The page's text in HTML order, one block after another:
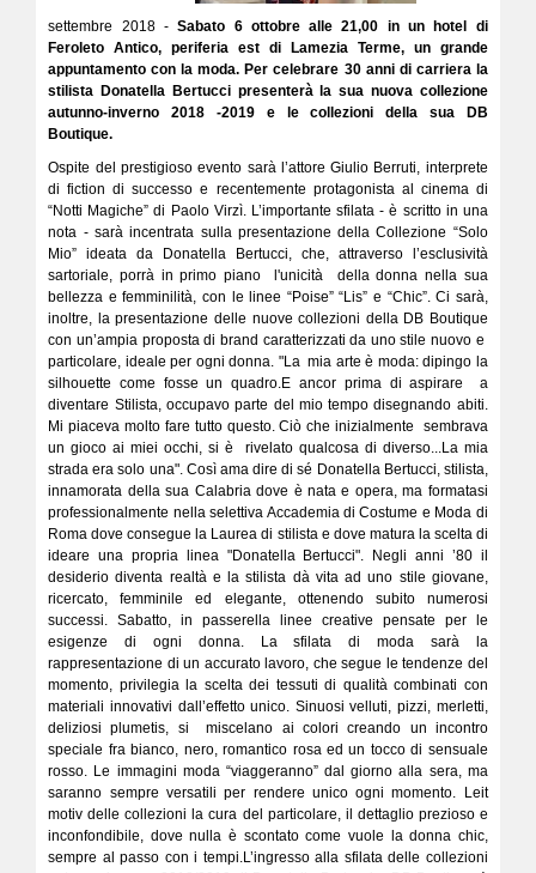
settembre 2018 -Sabato 6 ottobre alle 21,00 in un hotel di
Feroleto Antico, periferia est di Lamezia Terme, un grande
appuntamento con la moda. Per celebrare 30 anni di carriera la
stilista Donatella Bertucci presenterà la sua nuova collezione
autunno-inverno 2018 -2019 e le collezioni della sua DB
Boutique.
Ospite del prestigioso evento sarà l’attore Giulio Berruti, interprete
di fiction di successo e recentemente protagonista al cinema di
“Notti Magiche” di Paolo Virzì. L’importante sfilata - è scritto in una
nota - sarà incentrata sulla presentazione della Collezione “Solo
Mio” ideata da Donatella Bertucci, che, attraverso l’esclusività
sartoriale, porrà in primo piano l'unicità della donna nella sua
bellezza e femminilità, con le linee “Poise” “Lis” e “Chic”. Ci sarà,
inoltre, la presentazione delle nuove collezioni della DB Boutique
con un’ampia proposta di brand caratterizzati da uno stile nuovo e
particolare, ideale per ogni donna. "La mia arte è moda: dipingo la
silhouette come fosse un quadro.E ancor prima di aspirare a
diventare Stilista, occupavo parte del mio tempo disegnando abiti.
Mi piaceva molto fare tutto questo. Ciò che inizialmente sembrava
un gioco ai miei occhi, si è rivelato qualcosa di diverso...La mia
strada era solo una". Così ama dire di sé Donatella Bertucci, stilista,
innamorata della sua Calabria dove è nata e opera, ma formatasi
professionalmente nella selettiva Accademia di Costume e Moda di
Roma dove consegue la Laurea di stilista e dove matura la scelta di
ideare una propria linea "Donatella Bertucci". Negli anni ’80 il
desiderio diventa realtà e la stilista dà vita ad uno stile giovane,
ricercato, femminile ed elegante, ottenendo subito numerosi
successi. Sabatto, in passerella linee creative pensate per le
esigenze di ogni donna. La sfilata di moda sarà la
rappresentazione di un accurato lavoro, che segue le tendenze del
momento, privilegia la scelta dei tessuti di qualità combinati con
materiali innovativi dall’effetto unico. Sinuosi velluti, pizzi, merletti,
deliziosi plumetis, si miscelano ai colori creando un incontro
speciale fra bianco, nero, romantico rosa ed un tocco di sensuale
rosso. Le immagini moda “viaggeranno” dal giorno alla sera, ma
saranno sempre versatili per rendere unico ogni momento. Leit
motiv delle collezioni la cura del particolare, il dettaglio prezioso e
inconfondibile, dove nulla è scontato come vuole la donna chic,
sempre al passo con i tempi.L’ingresso alla sfilata delle collezioni